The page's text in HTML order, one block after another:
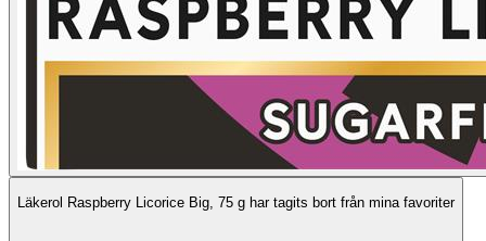
Läkerol Raspberry Licorice Big, 75 g har tagits bort från mina favoriter